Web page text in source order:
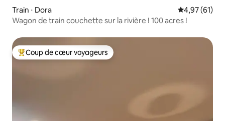
Train ⋅ Dora Évaluation
4,97 (61)
Wagon de train couchette sur la rivière ! 100 acres !
Coups de cœur voyageurs les plus appréciés
Coup de cœur voyageurs